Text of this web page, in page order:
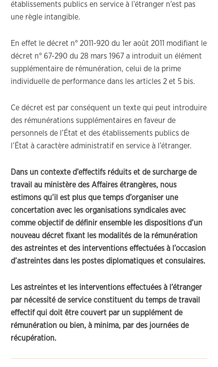
établissements publics en service à l’étranger n’est pas
une règle intangible.
En effet le décret n° 2011-920 du 1er août 2011 modifiant le
décret n° 67-290 du 28 mars 1967 a introduit un élément
supplémentaire de rémunération, celui de la prime
individuelle de performance dans les articles 2 et 5 bis.
Ce décret est par conséquent un texte qui peut introduire
des rémunérations supplémentaires en faveur de
personnels de l’État et des établissements publics de
l’État à caractère administratif en service à l’étranger.
Dans un contexte d’effectifs réduits et de surcharge de
travail au ministère des Affaires étrangères, nous
estimons qu’il est plus que temps d’organiser une
concertation avec les organisations syndicales avec
comme objectif de définir ensemble les dispositions d’un
nouveau décret fixant les modalités de la rémunération
des astreintes et des interventions effectuées à l’occasion
d’astreintes dans les postes diplomatiques et consulaires.
Les astreintes et les interventions effectuées à l’étranger
par nécessité de service constituent du temps de travail
effectif qui doit être couvert par un supplément de
rémunération ou bien, à minima, par des journées de
récupération.